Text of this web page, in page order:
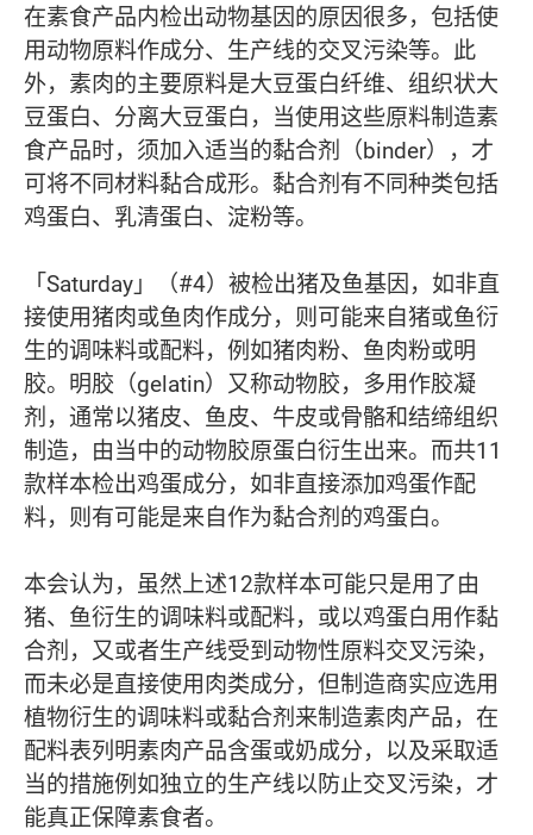
在素食产品内检出动物基因的原因很多，包括使
用动物原料作成分、生产线的交叉污染等。此
外，素肉的主要原料是大豆蛋白纤维、组织状大
豆蛋白、分离大豆蛋白，当使用这些原料制造素
食产品时，须加入适当的黏合剂（binder），才
可将不同材料黏合成形。黏合剂有不同种类包括
鸡蛋白、乳清蛋白、淀粉等。
「Saturday」（#4）被检出猪及鱼基因，如非直
接使用猪肉或鱼肉作成分，则可能来自猪或鱼衍
生的调味料或配料，例如猪肉粉、鱼肉粉或明
胶。明胶（gelatin）又称动物胶，多用作胶凝
剂，通常以猪皮、鱼皮、牛皮或骨骼和结缔组织
制造，由当中的动物胶原蛋白衍生出来。而共11
款样本检出鸡蛋成分，如非直接添加鸡蛋作配
料，则有可能是来自作为黏合剂的鸡蛋白。
本会认为，虽然上述12款样本可能只是用了由
猪、鱼衍生的调味料或配料，或以鸡蛋白用作黏
合剂，又或者生产线受到动物性原料交叉污染，
而未必是直接使用肉类成分，但制造商实应选用
植物衍生的调味料或黏合剂来制造素肉产品，在
配料表列明素肉产品含蛋或奶成分，以及采取适
当的措施例如独立的生产线以防止交叉污染，才
能真正保障素食者。